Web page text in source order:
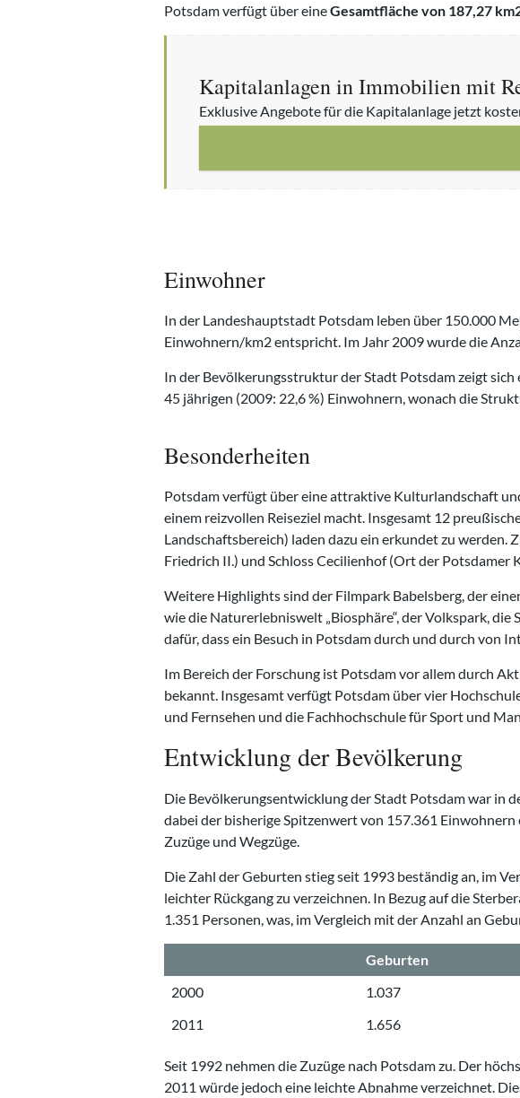
Potsdam verfügt über eineGesamtfläche von 187,27
Kapitalanlagen in Immobilien mit
Exklusive Angebote für die Kapitalanlage jetzt
Einwohner
In der Landeshauptstadt Potsdam leben über 150.000
Einwohnern/km2 entspricht. Im Jahr 2009 wurde die
In der Bevölkerungsstruktur der Stadt Potsdam zeigt
45 jährigen (2009: 22,6 %) Einwohnern, wonach die
Besonderheiten
Potsdam verfügt über eine attraktive Kulturlandschaft
einem reizvollen Reiseziel macht. Insgesamt 12
Landschaftsbereich) laden dazu ein erkundet zu werden.
Friedrich II.) und Schloss Cecilienhof (Ort der Potsdamer
Weitere Highlights sind der Filmpark Babelsberg, der
wie die Naturerlebniswelt „Biosphäre“, der Volkspark,
dafür, dass ein Besuch in Potsdam durch und durch von
Im Bereich der Forschung ist Potsdam vor allem durch
bekannt. Insgesamt verfügt Potsdam über vier
und Fernsehen und die Fachhochschule für Sport und
Entwicklung der Bevölkerung
Die Bevölkerungsentwicklung der Stadt Potsdam war in
dabei der bisherige Spitzenwert von 157.361
Zuzüge und Wegzüge.
Die Zahl der Geburten stieg seit 1993 beständig an, im
leichter Rückgang zu verzeichnen. In Bezug auf die
1.351 Personen, was, im Vergleich mit der Anzahl an
Geburten
2000
1.037
2011
1.656
Seit 1992 nehmen die Zuzüge nach Potsdam zu. Der
2011 würde jedoch eine leichte Abnahme verzeichnet.